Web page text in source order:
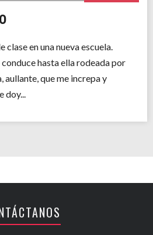
clase en una nueva escuela.
hasta ella rodeada por
que me increpa y
doy...